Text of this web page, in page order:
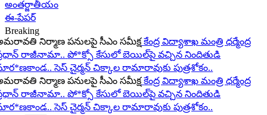
అంతర్జాతీయం
ఈ-పేపర్
Breaking
నిర్మాణ పనులపై సీఎం సమీక్ష కేంద్ర విద్యాశాఖ మంత్రి ధర్మేంద్ర
రాజీనామా.. పో*క్సో కేసులో బెయిల్‌పై వచ్చిన నిందితుడి
సెస్ చైర్మన్ చిక్కాల రామారావుకు పుత్రశోకం..
నిర్మాణ పనులపై సీఎం సమీక్ష కేంద్ర విద్యాశాఖ మంత్రి ధర్మేంద్ర
రాజీనామా.. పో*క్సో కేసులో బెయిల్‌పై వచ్చిన నిందితుడి
సెస్ చైర్మన్ చిక్కాల రామారావుకు పుత్రశోకం..